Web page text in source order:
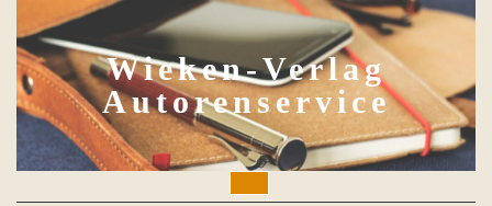
to
content
Wieken-Verlag
Autorenservice